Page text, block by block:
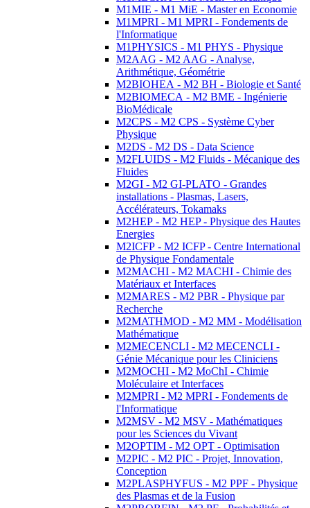
M1MIE - M1 MiE - Master en Economie
M1MPRI - M1 MPRI - Fondements de
l'Informatique
M1PHYSICS - M1 PHYS - Physique
M2AAG - M2 AAG - Analyse,
Arithmétique, Géométrie
M2BIOHEA - M2 BH - Biologie et Santé
M2BIOMECA - M2 BME - Ingénierie
BioMédicale
M2CPS - M2 CPS - Système Cyber
Physique
M2DS - M2 DS - Data Science
M2FLUIDS - M2 Fluids - Mécanique des
Fluides
M2GI - M2 GI-PLATO - Grandes
installations - Plasmas, Lasers,
Accélérateurs, Tokamaks
M2HEP - M2 HEP - Physique des Hautes
Energies
M2ICFP - M2 ICFP - Centre International
de Physique Fondamentale
M2MACHI - M2 MACHI - Chimie des
Matériaux et Interfaces
M2MARES - M2 PBR - Physique par
Recherche
M2MATHMOD - M2 MM - Modélisation
Mathématique
M2MECENCLI - M2 MECENCLI -
Génie Mécanique pour les Cliniciens
M2MOCHI - M2 MoChI - Chimie
Moléculaire et Interfaces
M2MPRI - M2 MPRI - Fondements de
l'Informatique
M2MSV - M2 MSV - Mathématiques
pour les Sciences du Vivant
M2OPTIM - M2 OPT - Optimisation
M2PIC - M2 PIC - Projet, Innovation,
Conception
M2PLASPHYFUS - M2 PPF - Physique
des Plasmas et de la Fusion